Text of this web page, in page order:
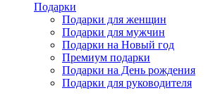
Подарки
Подарки для женщин
Подарки для мужчин
Подарки на Новый год
Премиум подарки
Подарки на День рождения
Подарки для руководителя